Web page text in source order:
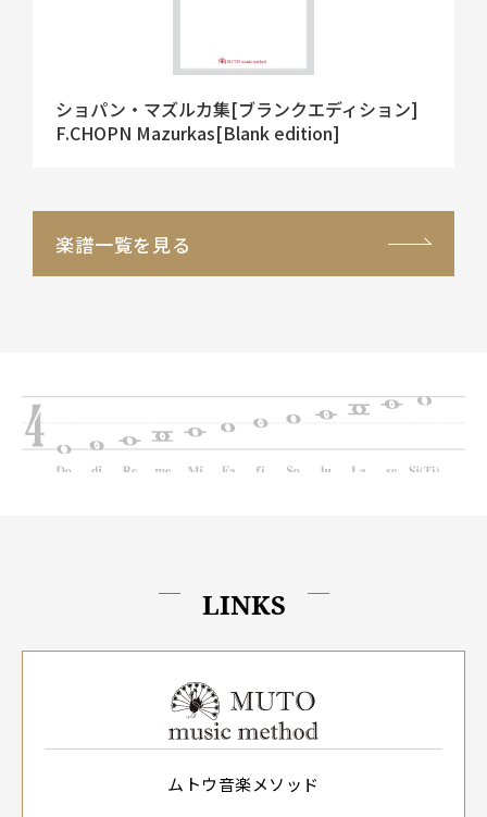
ショパン・マズルカ集[ブランクエディション]
F.CHOPN Mazurkas[Blank edition]
楽譜一覧を見る
LINKS
ムトウ音楽メソッド